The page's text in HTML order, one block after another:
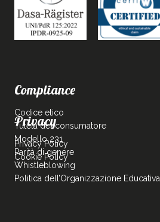
Compliance
Codice etico
Tutela del consumatore
Modello 231
Parità di genere
Whistleblowing
Politica dell’Organizzazione Educativa
Privacy
Privacy Policy
Cookie Policy